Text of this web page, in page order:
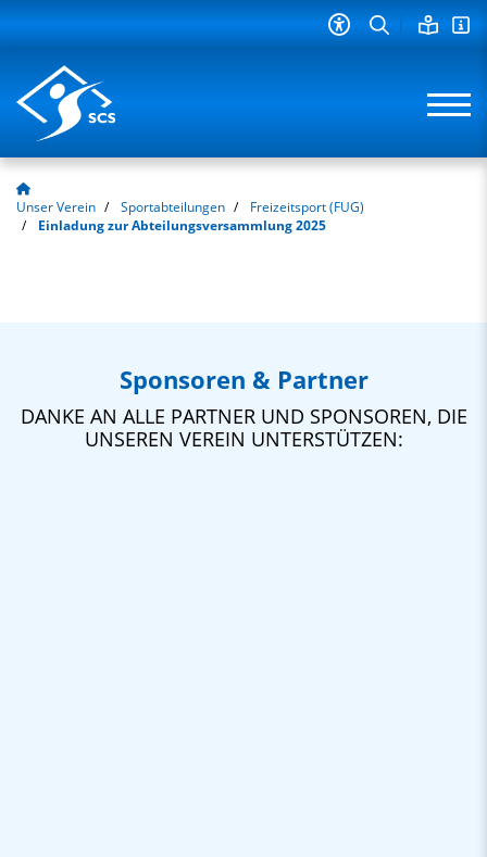
Unser Verein Sportabteilungen
Freizeitsport (FUG)
Einladung zur Abteilungsversammlung 2025
Sponsoren & Partner
DANKE AN ALLE PARTNER UND SPONSOREN, DIE
UNSEREN VEREIN UNTERSTÜTZEN: